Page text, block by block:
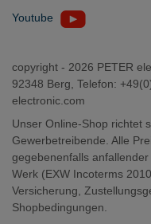
Youtube
copyright - 2026 PETER
92348 Berg, Telefon:
electronic.com
Unser Online-Shop richtet
Gewerbetreibende. Alle
gegebenenfalls
Werk (EXW Incoterms
Versicherung,
Shopbedingungen.